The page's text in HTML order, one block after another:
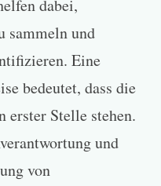
dabei,
sammeln und
Eine
bedeutet, dass die
erster Stelle stehen.
und
von